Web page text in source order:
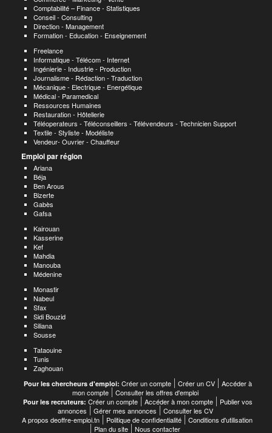
Comptabilité – Finance - Statistiques
Conseil - Consulting
Direction - Management
Formation - Education - Enseignement
Freelance
Informatique - Télécom - Internet
Ingénierie - Industrie - Production
Journalisme - Rédaction - Traduction
Mécanique - Electrique - Energétique
Médical - Paramedical
Ressources Humaines
Restauration - Hôtellerie
Téléoperateurs - Téléconseillers - Télévendeurs - Technicien Support
Textile - Styliste - Modéliste
Vendeur- Ouvrier - Chauffeur
Emploi par région
Ariana
Béja
Ben Arous
Bizerte
Gabès
Gafsa
Kairouan
Kasserine
Kef
Mahdia
Manouba
Médenine
Monastir
Nabeul
Sfax
Sidi Bouzid
Siliana
Sousse
Tataouine
Tunis
Zaghouan
Pour les chercheurs d'emploi: Créer un compte Créer un CV
Accéder à
mon compte
Consulter les offres d'emploi
Pour les recruteurs: Créer un compte Accéder à mon compte
Publier vos
annonces
Gérer mes annonces
Consulter les CV
A propos deoffre-emploi.tn
Politique de confidentialité
Conditions d'utilisation
Plan du site
Nous contacter